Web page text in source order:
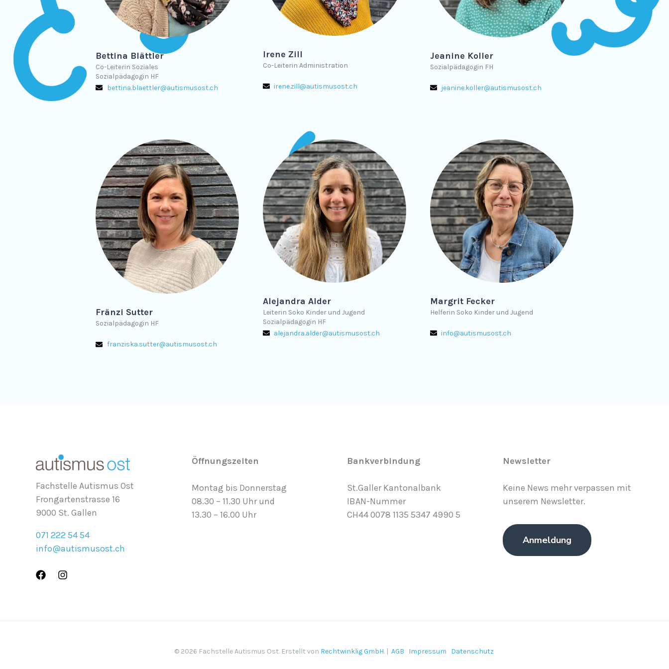
Bettina Blättler
Co-Leiterin Soziales
Sozialpädagogin HF
bettina.blaettler@autismusost.ch
Irene Zill
Co-Leiterin Administration
irene.zill@autismusost.ch
Jeanine Koller
Sozialpädagogin FH
jeanine.koller@autismusost.ch
Fränzi Sutter
Sozialpädagogin HF
franziska.sutter@autismusost.ch
Alejandra Alder
Leiterin Soko Kinder und Jugend
Sozialpädagogin HF
alejandra.alder@autismusost.ch
Margrit Fecker
Helferin Soko Kinder und Jugend
info@autismusost.ch
Fachstelle Autismus Ost
Frongartenstrasse 16
9000 St. Gallen
071 222 54 54
info@autismusost.ch
Öffnungszeiten
Montag bis Donnerstag
08.30 – 11.30 Uhr und
13.30 – 16.00 Uhr
Bankverbindung
St.Galler Kantonalbank
IBAN-Nummer
CH44 0078 1135 5347 4990 5
Newsletter
Keine News mehr verpassen mit
unserem Newsletter.
Anmeldung
© 2026 Fachstelle Autismus Ost. Erstellt von Rechtwinklig GmbH. | AGB Impressum Datenschutz